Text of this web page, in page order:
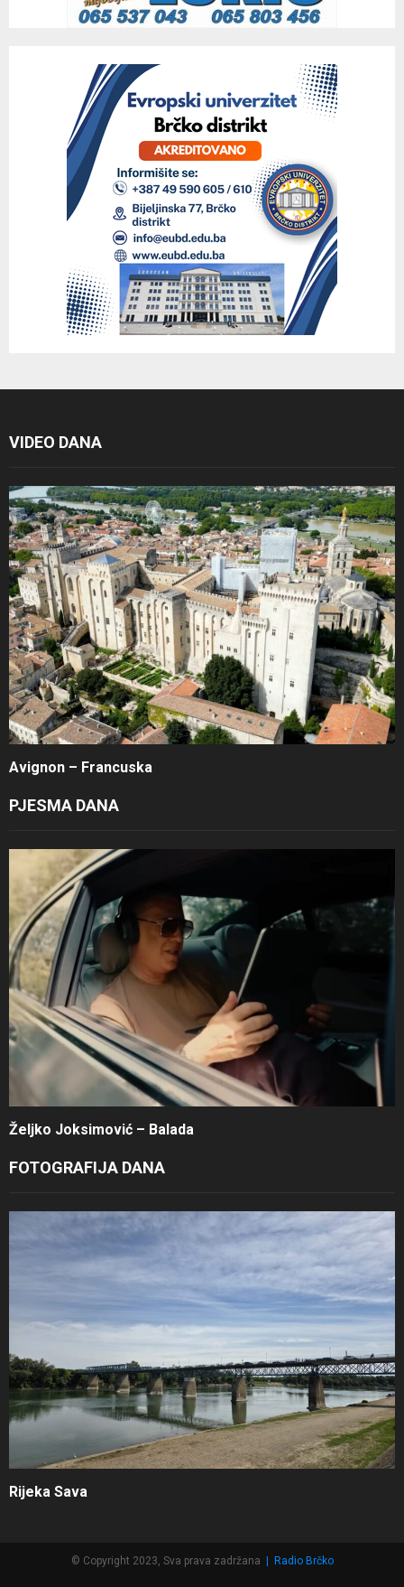
VIDEO DANA
Avignon – Francuska
PJESMA DANA
Željko Joksimović – Balada
FOTOGRAFIJA DANA
Rijeka Sava
© Copyright 2023, Sva prava zadržana Radio Brčko